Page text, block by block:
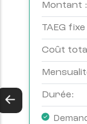
Montant :
TAEG fixe
Coût
Durée: